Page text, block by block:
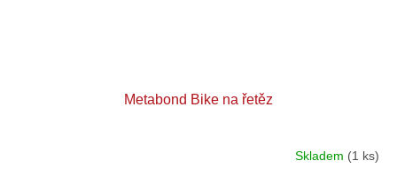
Metabond Bike na řetěz
Skladem (1 ks)